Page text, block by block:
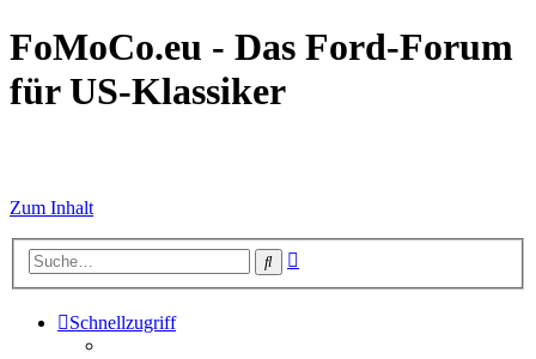
FoMoCo.eu - Das Ford-Forum
für US-Klassiker
Zum Inhalt
Suche
Schnellzugriff